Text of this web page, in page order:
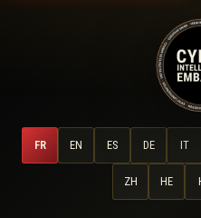
FR EN ES DE IT
ZH HE